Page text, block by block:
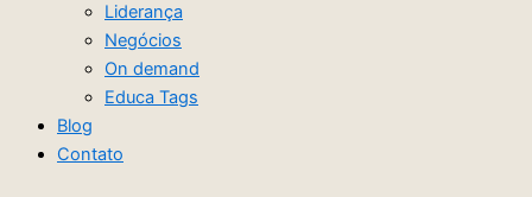
Liderança
Negócios
On demand
Educa Tags
Blog
Contato